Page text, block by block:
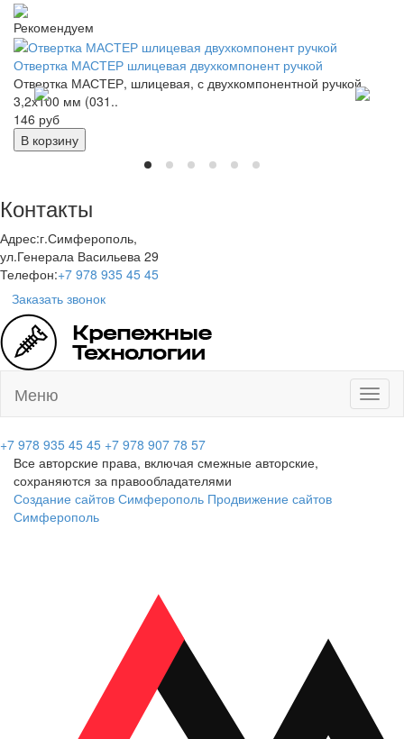
Рекомендуем
Отвертка МАСТЕР шлицевая двухкомпонент ручкой
Отвертка МАСТЕР, шлицевая, с двухкомпонентной ручкой
3,2х100 мм (031..
146 руб
В корзину
Контакты
Адрес:г.Симферополь,
ул.Генерала Васильева 29
Телефон:+7 978 935 45 45
Заказать звонок
Меню
+7 978 935 45 45 +7 978 907 78 57
Все авторские права, включая смежные авторские,
сохраняются за правообладателями
Создание сайтов Симферополь Продвижение сайтов
Симферополь